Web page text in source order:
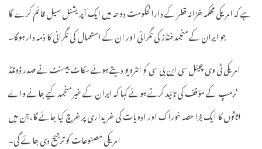
ہے کہ امریکی محکمہ خزانہ قطر کے دارالحکومت دوحہ میں ایک آپریشنل سیل قائم کرے گا
جو ایران کے منجمد فنڈز کی نگرانی اور ان کے استعمال کی نگرانی کا ذمہ دار ہوگا۔
امریکی ٹی وی چینل سی این بی سی کو انٹرویو دیتے ہوئے سکاٹ بیسنٹ نے صدر ڈونلڈ
ٹرمپ کے مؤقف کی تائید کرتے ہوئے کہا کہ ایران کے غیر منجمد کیے جانے والے
اثاثوں کا ایک بڑا حصہ خوراک اور ادویات کی خریداری پر خرچ کیا جائے گا، جن میں
امریکی مصنوعات کو ترجیح دی جائے گی۔